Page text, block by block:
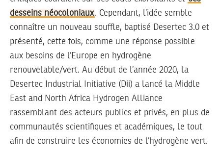
desseins néocoloniaux. Cependant, l’idée semble
connaître un nouveau souffle, baptisé Desertec 3.0 et
présenté, cette fois, comme une réponse possible
aux besoins de l’Europe en hydrogène
renouvelable/vert. Au début de l’année 2020, la
Desertec Industrial Initiative (Dii) a lancé la Middle
East and North Africa Hydrogen Alliance
rassemblant des acteurs publics et privés, en plus de
communautés scientifiques et académiques, le tout
afin de construire les économies de l’hydrogène vert.